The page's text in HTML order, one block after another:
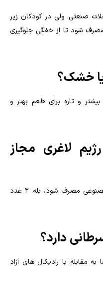
صنعتی. ولی در کودکان زیر
شود تا از خفگی جلوگیری
خشک؟
و تازه برای طعم بهتر و
لاغری مجاز
اگر به اندازه و به جای شیرینی های مصنوعی مصرف شود، بله. ۲ عدد
دارد؟
مقابله با رادیکال های آزاد